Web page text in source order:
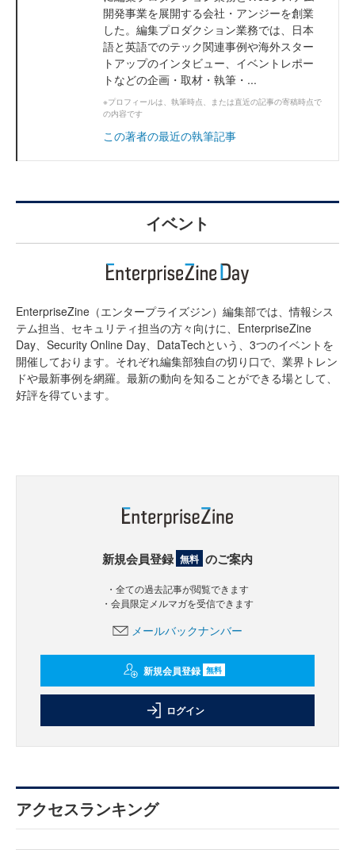
開発事業を展開する会社・アンジーを創業
した。編集プロダクション業務では、日本
語と英語でのテック関連事例や海外スター
トアップのインタビュー、イベントレポー
トなどの企画・取材・執筆・...
※プロフィールは、執筆時点、または直近の記事の寄稿時点で
の内容です
この著者の最近の執筆記事
イベント
EnterpriseZine（エンタープライズジン）編集部では、情報シス
テム担当、セキュリティ担当の方々向けに、EnterpriseZine
Day、Security Online Day、DataTechという、3つのイベントを
開催しております。それぞれ編集部独自の切り口で、業界トレン
ドや最新事例を網羅。最新の動向を知ることができる場として、
好評を得ています。
新規会員登録 無料 のご案内
・全ての過去記事が閲覧できます
・会員限定メルマガを受信できます
メールバックナンバー
新規会員登録 無料
ログイン
アクセスランキング